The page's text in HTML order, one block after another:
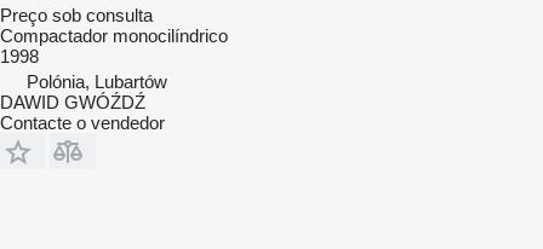
Preço sob consulta
Compactador monocilíndrico
1998
Polónia, Lubartów
DAWID GWÓŹDŹ
Contacte o vendedor